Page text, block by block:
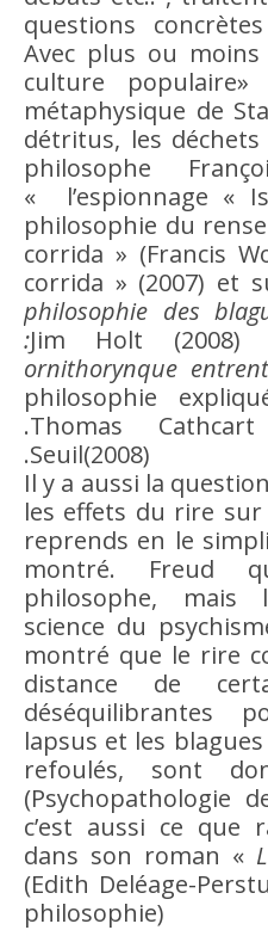
questions
Avec plus ou
culture populaire»
métaphysique de
détritus, les déchets
philosophe
« l’espionnage «
philosophie du
corrida » (Francis
corrida » (2007) et
philosophie des
:Jim Holt
ornithorynque
philosophie
.Thomas
.Seuil(2008)
Il y a aussi la
les effets du rire sur
reprends en le
montré. Freud
philosophe, mais
science du
montré que le rire
distance de
déséquilibrantes
lapsus et les
refoulés, sont
(Psychopathologie
c’est aussi ce que
dans son roman «
(Edith Deléage-
philosophie)